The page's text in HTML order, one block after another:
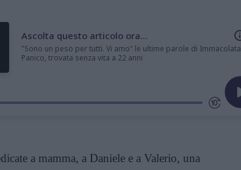
Ascolta questo articolo ora...
"Sono un peso per tutti. Vi amo" le ultime parole di Immacolata
Panico, trovata senza vita a 22 anni
a mamma, a Daniele e a Valerio, una